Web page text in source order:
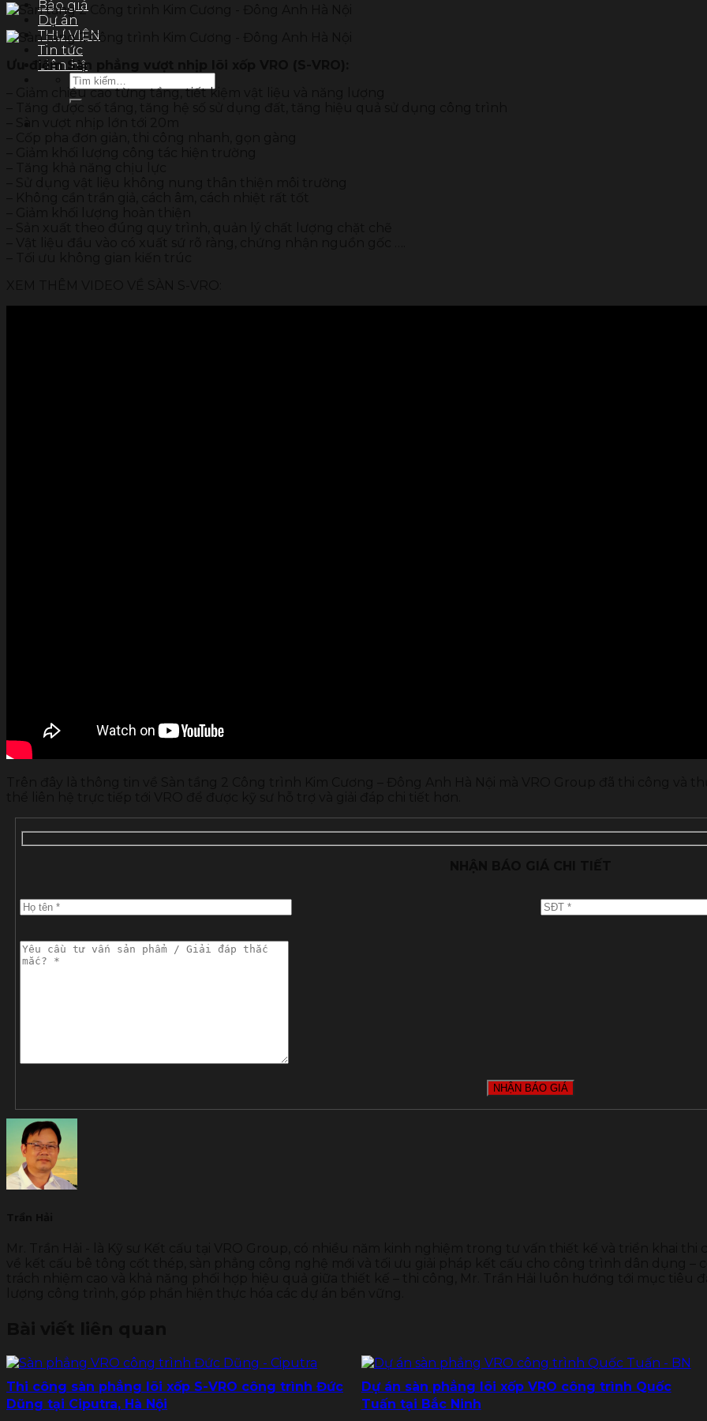
Báo giá
Dự án
THƯ VIỆN
Tin tức
Liên hệ
Tìm
kiếm:
Ưu điểm Sàn phẳng vượt nhịp lõi xốp VRO (S-VRO):
– Giảm chiều cao từng tầng, tiết kiệm vật liệu và năng lượng
– Tăng được số tầng, tăng hệ số sử dụng đất, tăng hiệu quả sử dụng công trình
Thi công sàn phẳng lõi xốp S-VRO công trình Đức
Dũng tại Ciputra, Hà Nội
Dự án sàn phẳng lõi xốp VRO công trình Quốc
Tuấn tại Bắc Ninh